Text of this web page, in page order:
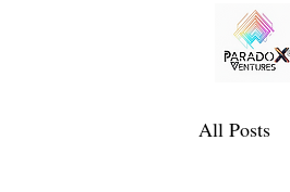
All Posts